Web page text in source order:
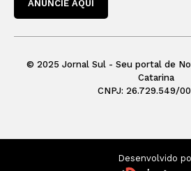
ANUNCIE AQUI
© 2025 Jornal Sul - Seu portal de
Catarina
CNPJ: 26.729.549/
Desenvolvido